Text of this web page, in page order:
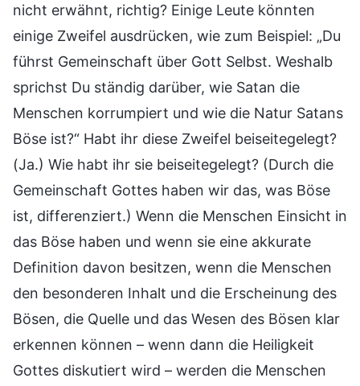
nicht erwähnt, richtig? Einige Leute könnten
einige Zweifel ausdrücken, wie zum Beispiel: „Du
führst Gemeinschaft über Gott Selbst. Weshalb
sprichst Du ständig darüber, wie Satan die
Menschen korrumpiert und wie die Natur Satans
Böse ist?“ Habt ihr diese Zweifel beiseitegelegt?
(Ja.) Wie habt ihr sie beiseitegelegt? (Durch die
Gemeinschaft Gottes haben wir das, was Böse
ist, differenziert.) Wenn die Menschen Einsicht in
das Böse haben und wenn sie eine akkurate
Definition davon besitzen, wenn die Menschen
den besonderen Inhalt und die Erscheinung des
Bösen, die Quelle und das Wesen des Bösen klar
erkennen können – wenn dann die Heiligkeit
Gottes diskutiert wird – werden die Menschen